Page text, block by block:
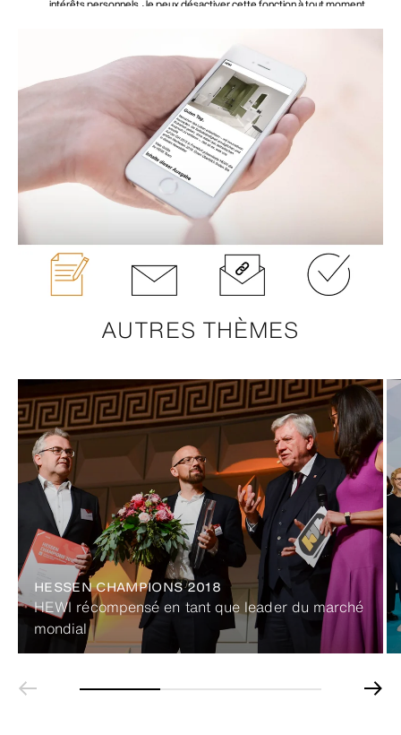
AUTRES THÈMES
HESSEN CHAMPIONS 2018
HEWI récompensé en tant que leader du marché
mondial